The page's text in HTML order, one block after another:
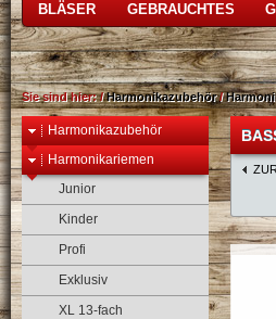
BLÄSER GEBRAUCHTES
Sie sind hier:/Harmonikazubehör/
Harmonikazubehör
Harmonikariemen
Junior
Kinder
Profi
Exklusiv
XL 13-fach